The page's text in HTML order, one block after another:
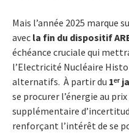
Mais l’année 2025
avec la fin du dispositif
échéance cruciale qui
l’Electricité Nucléaire
alternatifs. À partir du 1ᵉʳ
se procurer l’énergie au
supplémentaire
renforçant l’intérêt de se